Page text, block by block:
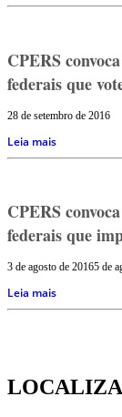
CPERS
federais que
28 de setembro de 2016
Leia mais
CPERS
federais que
3 de agosto de 20165 de
Leia mais